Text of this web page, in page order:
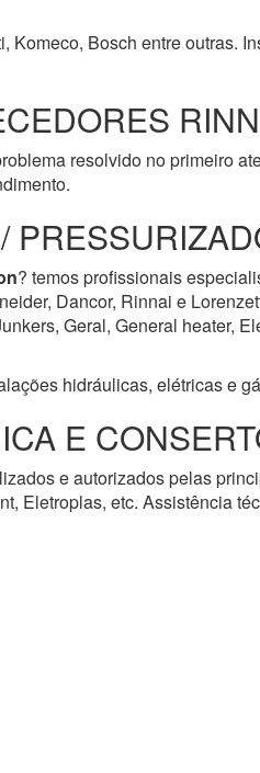
Bosch entre outras.
resolvido no primeiro
? temos profissionais
Dancor, Rinnai e
Geral, General heater,
hidráulicas, elétricas e
E
e autorizados pelas
Eletroplas, etc. Assistência